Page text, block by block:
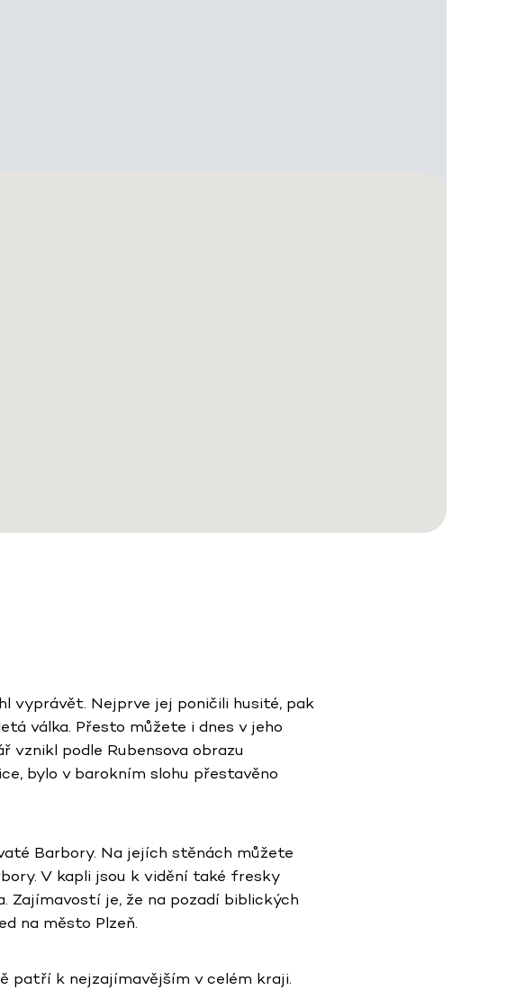
vyprávět. Nejprve jej poničili husité, pak
válka. Přesto můžete i dnes v jeho
vznikl podle Rubensova obrazu
bylo v barokním slohu přestavěno
Barbory. Na jejích stěnách můžete
V kapli jsou k vidění také fresky
Zajímavostí je, že na pozadí biblických
na město Plzeň.
patří k nejzajímavějším v celém kraji.